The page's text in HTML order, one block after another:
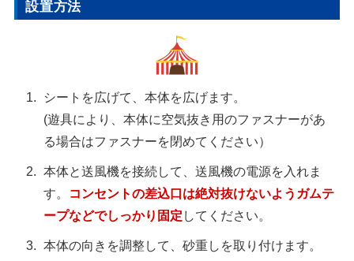
設置方法
シートを広げて、本体を広げます。
(遊具により、本体に空気抜き用のファスナーがあ
る場合はファスナーを閉めてください）
本体と送風機を接続して、送風機の電源を入れま
す。
コンセントの差込口は絶対抜けないようガムテ
ープなどでしっかり固定 してください。
本体の向きを調整して、砂重しを取り付けます。